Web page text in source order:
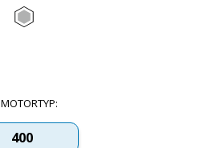
Grigio 25th anniversary
MOTORTYP:
400